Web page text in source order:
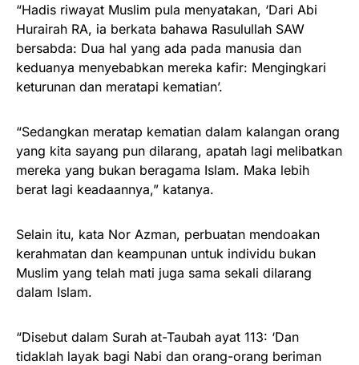
“Hadis riwayat Muslim pula menyatakan, ‘Dari Abi
Hurairah RA, ia berkata bahawa Rasulullah SAW
bersabda: Dua hal yang ada pada manusia dan
keduanya menyebabkan mereka kafir: Mengingkari
keturunan dan meratapi kematian’.
“Sedangkan meratap kematian dalam kalangan orang
yang kita sayang pun dilarang, apatah lagi melibatkan
mereka yang bukan beragama Islam. Maka lebih
berat lagi keadaannya,” katanya.
Selain itu, kata Nor Azman, perbuatan mendoakan
kerahmatan dan keampunan untuk individu bukan
Muslim yang telah mati juga sama sekali dilarang
dalam Islam.
“Disebut dalam Surah at-Taubah ayat 113: ‘Dan
tidaklah layak bagi Nabi dan orang-orang beriman